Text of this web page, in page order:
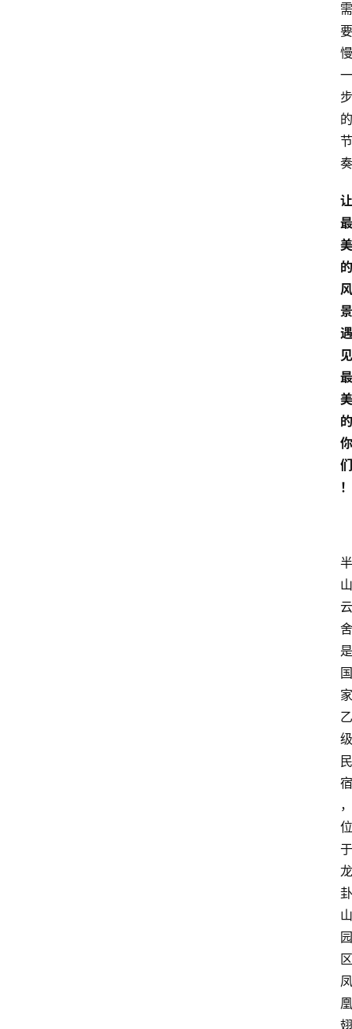
需
要
慢
一
步
的
节
奏
让
最
美
的
风
景
遇
见
最
美
的
你
们
！
半
山
云
舍
是
国
家
乙
级
民
宿
，
位
于
龙
卦
山
园
区
凤
凰
翅